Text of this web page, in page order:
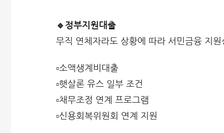
🔹정부지원대출
무직 연체자라도 상황에 따라 서민금융 지
▫️소액생계비대출
▫️햇살론 유스 일부 조건
▫️채무조정 연계 프로그램
▫️신용회복위원회 연계 지원